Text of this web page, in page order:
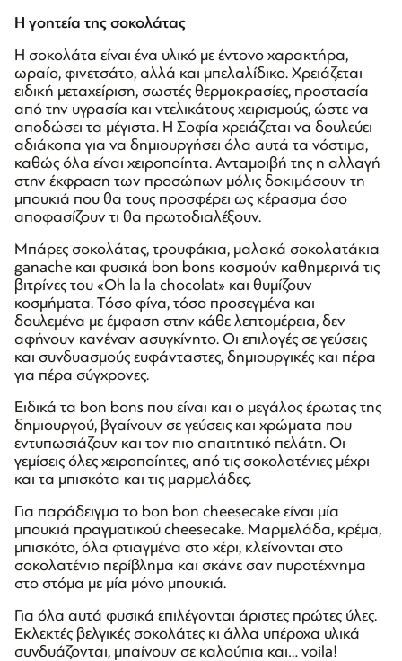
Η γοητεία της σοκολάτας
Η σοκολάτα είναι ένα υλικό με έντονο χαρακτήρα,
ωραίο, φινετσάτο, αλλά και μπελαλίδικο. Χρειάζεται
ειδική μεταχείριση, σωστές θερμοκρασίες, προστασία
από την υγρασία και ντελικάτους χειρισμούς, ώστε να
αποδώσει τα μέγιστα. Η Σοφία χρειάζεται να δουλεύει
αδιάκοπα για να δημιουργήσει όλα αυτά τα νόστιμα,
καθώς όλα είναι χειροποίητα. Ανταμοιβή της η αλλαγή
στην έκφραση των προσώπων μόλις δοκιμάσουν τη
μπουκιά που θα τους προσφέρει ως κέρασμα όσο
αποφασίζουν τι θα πρωτοδιαλέξουν.
Μπάρες σοκολάτας, τρουφάκια, μαλακά σοκολατάκια
ganache και φυσικά bon bons κοσμούν καθημερινά τις
βιτρίνες του «Oh la la chocolat» και θυμίζουν
κοσμήματα. Τόσο φίνα, τόσο προσεγμένα και
δουλεμένα με έμφαση στην κάθε λεπτομέρεια, δεν
αφήνουν κανέναν ασυγκίνητο. Οι επιλογές σε γεύσεις
και συνδυασμούς ευφάνταστες, δημιουργικές και πέρα
για πέρα σύγχρονες.
Ειδικά τα bon bons που είναι και ο μεγάλος έρωτας της
δημιουργού, βγαίνουν σε γεύσεις και χρώματα που
εντυπωσιάζουν και τον πιο απαιτητικό πελάτη. Οι
γεμίσεις όλες χειροποίητες, από τις σοκολατένιες μέχρι
και τα μπισκότα και τις μαρμελάδες.
Για παράδειγμα το bon bon cheesecake είναι μία
μπουκιά πραγματικού cheesecake. Μαρμελάδα, κρέμα,
μπισκότο, όλα φτιαγμένα στο χέρι, κλείνονται στο
σοκολατένιο περίβλημα και σκάνε σαν πυροτέχνημα
στο στόμα με μία μόνο μπουκιά.
Για όλα αυτά φυσικά επιλέγονται άριστες πρώτες ύλες.
Εκλεκτές βελγικές σοκολάτες κι άλλα υπέροχα υλικά
συνδυάζονται, μπαίνουν σε καλούπια και… voila!